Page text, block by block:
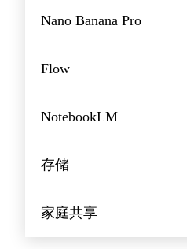
Nano Banana Pro
Flow
NotebookLM
存储
家庭共享